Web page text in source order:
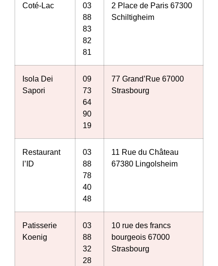
Coté-Lac
03
88
83
82
81
2 Place de Paris 67300
Schiltigheim
Isola Dei
Sapori
09
73
64
90
19
77 Grand’Rue 67000
Strasbourg
Restaurant
l’ID
03
88
78
40
48
11 Rue du Château
67380 Lingolsheim
Patisserie
Koenig
03
88
32
28
10 rue des francs
bourgeois 67000
Strasbourg